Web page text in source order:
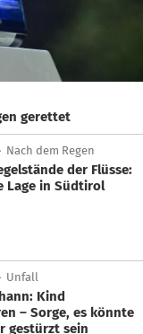
gerettet
Nach dem Regen
Lage in Südtirol
Unfall
– Sorge, es könnte
gestürzt sein